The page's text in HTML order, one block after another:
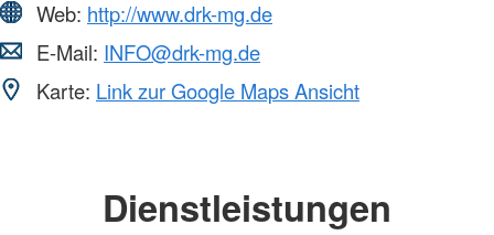
Web: http://www.drk-mg.de
E-Mail: INFO@drk-mg.de
Karte: Link zur Google Maps Ansicht
Dienstleistungen